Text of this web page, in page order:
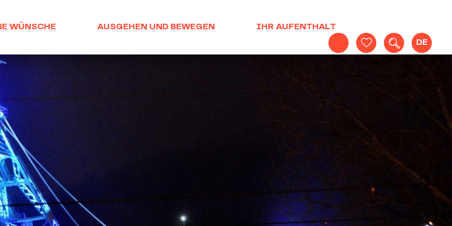
Voir les favoris
Suche
DE
WÜNSCHE AUSGEHEN UND BEWEGEN IHR AUFENTHALT